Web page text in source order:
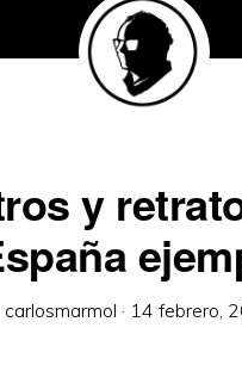
y
carlosmarmol · 14 febrero,